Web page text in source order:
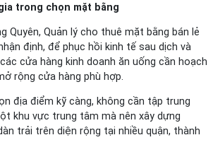
trong chọn mặt bằng
Quyên, Quản lý cho thuê mặt bằng bán lẻ
định, để phục hồi kinh tế sau dịch và
cửa hàng kinh doanh ăn uống cần hoạch
rộng cửa hàng phù hợp.
địa điểm kỹ càng, không cần tập trung
khu vực trung tâm mà nên xây dựng
trải trên diện rộng tại nhiều quận, thành